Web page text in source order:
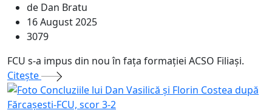
de Dan Bratu
16 August 2025
3079
FCU s-a impus din nou în fața formației ACSO Filiași.
Citeşte